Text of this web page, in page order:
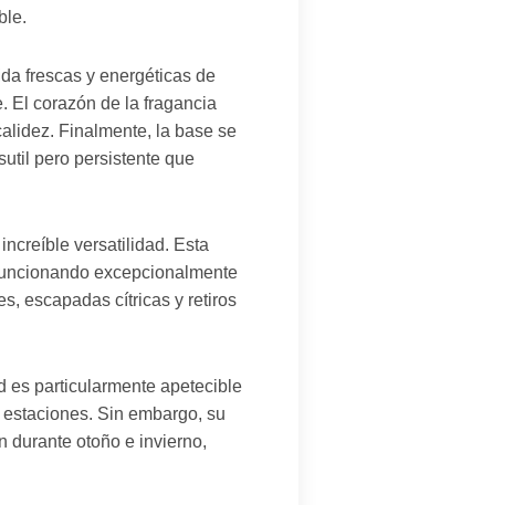
frescas y energéticas de
El corazón de la fragancia
Finalmente, la base se
pero persistente que
versatilidad. Esta
excepcionalmente
escapadas cítricas y retiros
es particularmente apetecible
Sin embargo, su
durante otoño e invierno,